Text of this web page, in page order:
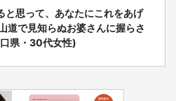
と思って、あなたにこれをあげ
道で見知らぬお婆さんに握らさ
県・30代女性)